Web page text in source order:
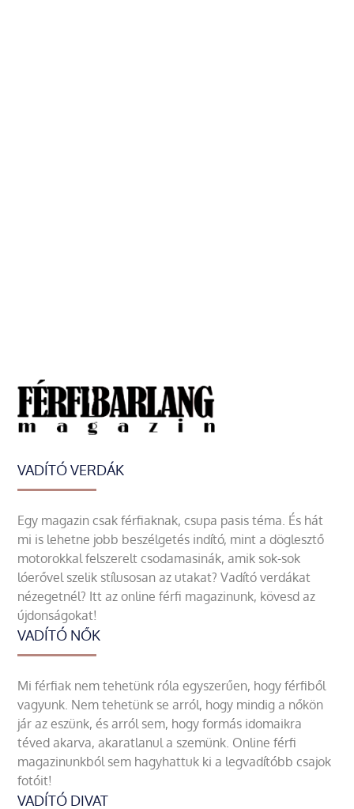
VADÍTÓ VERDÁK
Egy magazin csak férfiaknak, csupa pasis téma. És hát
mi is lehetne jobb beszélgetés indító, mint a döglesztő
motorokkal felszerelt csodamasinák, amik sok-sok
lóerővel szelik stílusosan az utakat? Vadító verdákat
nézegetnél? Itt az online férfi magazinunk, kövesd az
újdonságokat!
VADÍTÓ NŐK
Mi férfiak nem tehetünk róla egyszerűen, hogy férfiből
vagyunk. Nem tehetünk se arról, hogy mindig a nőkön
jár az eszünk, és arról sem, hogy formás idomaikra
téved akarva, akaratlanul a szemünk. Online férfi
magazinunkból sem hagyhattuk ki a legvadítóbb csajok
fotóit!
VADÍTÓ DIVAT